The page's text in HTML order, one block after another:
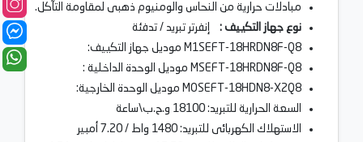
مبادلات حرارية من النحاس والومنيوم ذهبى لمقاومة التآكل.
نوع جهاز التكييف : إنفرتر تبريد / تدفئة
M1SEFT-18HRDN8F-Q8 موديل جهاز التكييف:
MSEFT-18HRDN8F-Q8 موديل الوحدة الداخلية :
MOSEFT-18HDN8-X2Q8 موديل الوحدة الخارجية:
السعة الحرارية للتبريد: 18100 و.ح.ب\ساعة
الاستهلاك الكهربائى للتبريد: 1480 واط / 7.20 أمبير